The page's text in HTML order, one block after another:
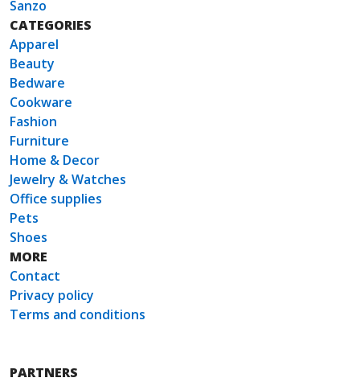
Sanzo
CATEGORIES
Apparel
Beauty
Bedware
Cookware
Fashion
Furniture
Home & Decor
Jewelry & Watches
Office supplies
Pets
Shoes
MORE
Contact
Privacy policy
Terms and conditions
PARTNERS